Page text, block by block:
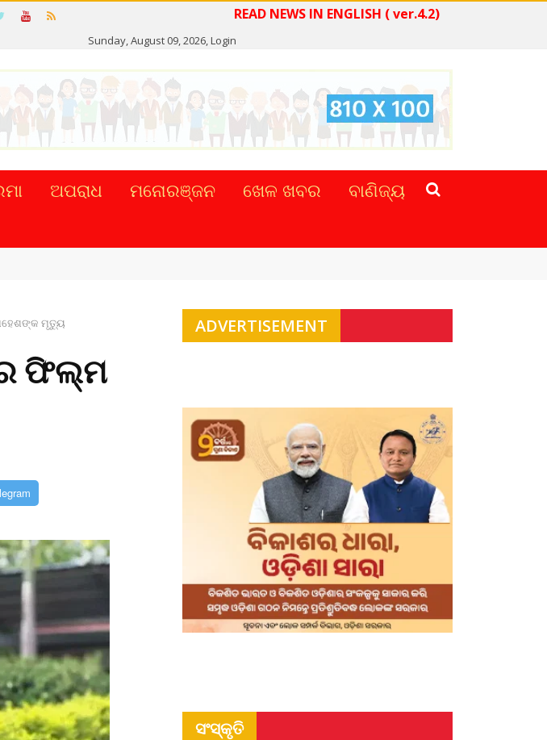
READ NEWS IN ENGLISH ( ver.4.2)
Sunday, August 09, 2026,Login
ଅପରାଧ ମନୋରଞ୍ଜନ ଖେଳ ଖବର
ବାଣିଜ୍ୟ
ମୃତ୍ୟୁ
ଫିଲ୍ମ
ADVERTISEMENT
ସଂସ୍କୃତି